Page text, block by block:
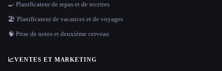
🍳 Planificateur de repas et de recettes
🏖 Planificateur de vacances et de voyages
🧠 Prise de notes et deuxième cerveau
📈VENTES ET MARKETING